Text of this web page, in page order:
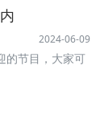
2024-06-09
的节目，大家可